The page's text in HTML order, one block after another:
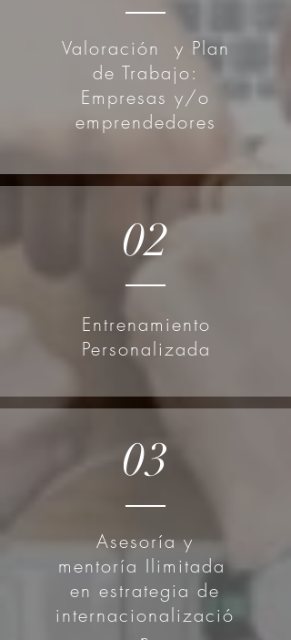
Valoración y Plan
de Trabajo:
Empresas y/o
emprendedores
02
Entrenamiento
Personalizada
03
Asesoría y
mentoría Ilimitada
en estrategia de
internacionalizació